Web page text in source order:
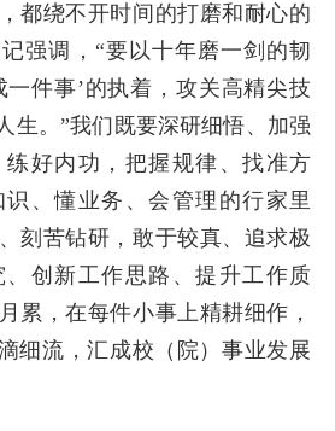
都绕不开时间的打磨和耐心的
强调，“要以十年磨一剑的韧
一件事’的执着，攻关高精尖技
生。”我们既要深研细悟、加强
好内功，把握规律、找准方
、懂业务、会管理的行家里
刻苦钻研，敢于较真、追求极
创新工作思路、提升工作质
累，在每件小事上精耕细作，
细流，汇成校（院）事业发展